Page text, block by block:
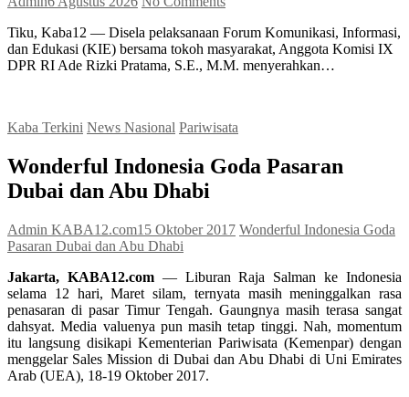
Tiku, Kaba12 — Disela pelaksanaan Forum Komunikasi, Informasi,
dan Edukasi (KIE) bersama tokoh masyarakat, Anggota Komisi IX
DPR RI Ade Rizki Pratama, S.E., M.M. menyerahkan…
Kaba Terkini News Nasional Pariwisata
Wonderful Indonesia Goda Pasaran
Dubai dan Abu Dhabi
Admin KABA12.com15 Oktober 2017 Wonderful Indonesia Goda
Pasaran Dubai dan Abu Dhabi
Jakarta, KABA12.com— Liburan Raja Salman ke Indonesia
selama 12 hari, Maret silam, ternyata masih meninggalkan rasa
penasaran di pasar Timur Tengah. Gaungnya masih terasa sangat
dahsyat. Media valuenya pun masih tetap tinggi. Nah, momentum
itu langsung disikapi Kementerian Pariwisata (Kemenpar) dengan
menggelar Sales Mission di Dubai dan Abu Dhabi di Uni Emirates
Arab (UEA), 18-19 Oktober 2017.